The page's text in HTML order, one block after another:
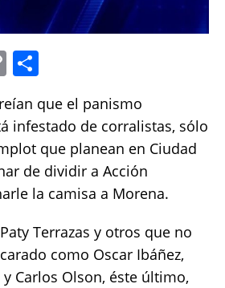
C
o
p
y
Li
n
a
re
que el panismo
infestado de corralistas, sólo
que planean en Ciudad
de dividir a Acción
la camisa a Morena.
Terrazas y otros que no
como Oscar Ibáñez,
Carlos Olson, éste último,